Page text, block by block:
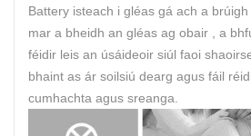
Battery isteach i gléas gá ach a
mar a bheidh an gléas ag obair , a
féidir leis an úsáideoir siúl faoi
bhaint as ár soilsiú dearg agus fáil
cumhachta agus sreanga.